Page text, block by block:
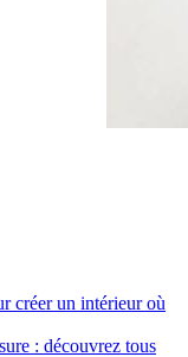
créer un intérieur où
: découvrez tous